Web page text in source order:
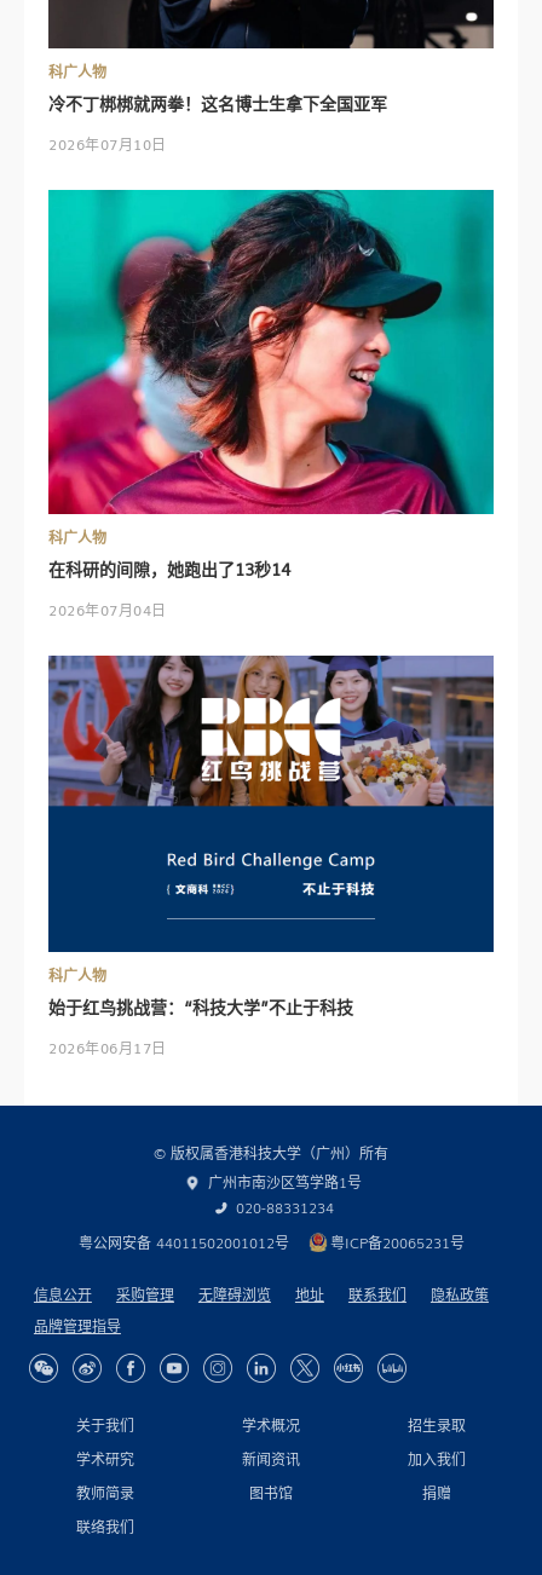
科广人物
冷不丁梆梆就两拳！这名博士生拿下全国亚军
2026年07月10日
科广人物
在科研的间隙，她跑出了13秒14
2026年07月04日
科广人物
始于红鸟挑战营：“科技大学”不止于科技
2026年06月17日
关于我们 学术概况
招生录取
学术研究
新闻资讯
加入我们
教师简录
图书馆
捐赠
联络我们
© 版权属香港科技大学（广州）所有
广州市南沙区笃学路1号
020-88331234
粤公网安备 44011502001012号
粤ICP备20065231号
信息公开 采购管理 无障碍浏览 地址 联系我们
隐私政策
品牌管理指导